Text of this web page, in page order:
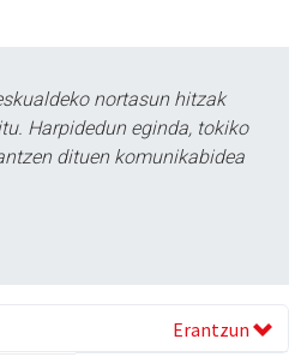
nortasun hitzak
Harpidedun eginda, tokiko
dituen komunikabidea
Erantzun